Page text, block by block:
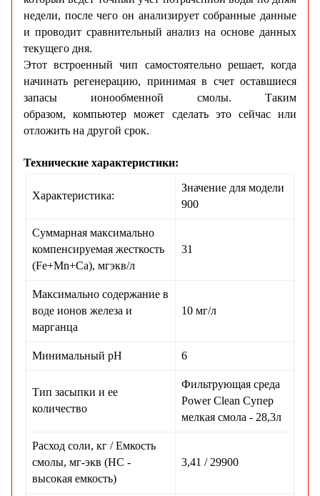
недели, после чего он анализирует собранные данные
и проводит сравнительный анализ на основе данных
текущего дня.
Этот встроенный чип самостоятельно решает, когда
начинать регенерацию, принимая в счет оставшиеся
запасы ионообменной смолы. Таким
образом, компьютер может сделать это сейчас или
отложить на другой срок.
Технические характеристики:
Характеристика:
Значение для модели
900
Суммарная максимально
компенсируемая жесткость
(Fe+Mn+Ca), мгэкв/л
31
Максимально содержание в
воде ионов железа и
марганца
10 мг/л
Минимальный рН 6
Тип засыпки и ее
количество
Фильтрующая среда
Power Clean Супер
мелкая смола - 28,3л
Расход соли, кг / Емкость
смолы, мг-экв (НС -
высокая емкость)
3,41 / 29900